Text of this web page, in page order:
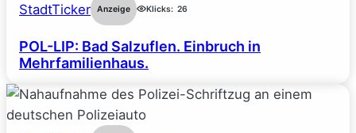
StadtTicker Anzeige Klicks: 26
POL-LIP: Bad Salzuflen. Einbruch in
Mehrfamilienhaus.